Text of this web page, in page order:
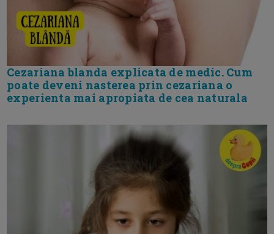
Cezariana blanda explicata de medic. Cum
poate deveni nasterea prin cezariana o
experienta mai apropiata de cea naturala